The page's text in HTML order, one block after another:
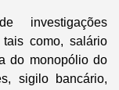
investigações
tais como, salário
do monopólio do
sigilo bancário,